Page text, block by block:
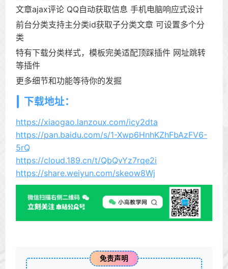
文章ajax评论 QQ自动获取信息 手机电脑响应式设计
前台分类支持主分类id获取子分类文章 可设置多个分
类
特有下载分类样式，模板完美适配顶踩插件 网址跳转
等插件
更多细节和功能等待你的发掘
下载地址：
https://xiaogao.lanzoux.com/icy2dta
https://pan.baidu.com/s/1-Xwp6HnhKZhFbAzFV6-
5rQ
https://cloud.189.cn/t/QbQvYz7rqe2i
https://share.weiyun.com/skeow8Wj
免责声明